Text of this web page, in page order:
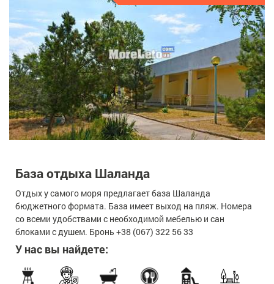
База отдыха Шаланда
Отдых у самого моря предлагает база Шаланда
бюджетного формата. База имеет выход на пляж. Номера
со всеми удобствами с необходимой мебелью и сан
блоками с душем. Бронь +38 (067) 322 56 33
У нас вы найдете: